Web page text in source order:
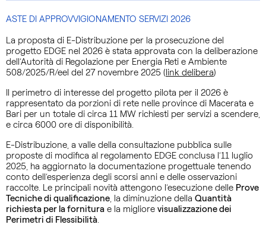
ASTE DI APPROVVIGIONAMENTO SERVIZI 2026
La proposta di E-Distribuzione per la prosecuzione del
progetto EDGE nel 2026 è stata approvata con la deliberazione
dell’Autorità di Regolazione per Energia Reti e Ambiente
508/2025/R/eel del 27 novembre 2025 (link delibera)
Il perimetro di interesse del progetto pilota per il 2026 è
rappresentato da porzioni di rete nelle province di Macerata e
Bari per un totale di circa 11 MW richiesti per servizi a scendere,
e circa 6000 ore di disponibilità.
E-Distribuzione, a valle della consultazione pubblica sulle
proposte di modifica al regolamento EDGE conclusa l’11 luglio
2025, ha aggiornato la documentazione progettuale tenendo
conto dell’esperienza degli scorsi anni e delle osservazioni
raccolte. Le principali novità attengono l’esecuzione delle Prove
Tecniche di qualificazione, la diminuzione della Quantità
richiesta per la fornitura e la migliore visualizzazione dei
Perimetri di Flessibilità.